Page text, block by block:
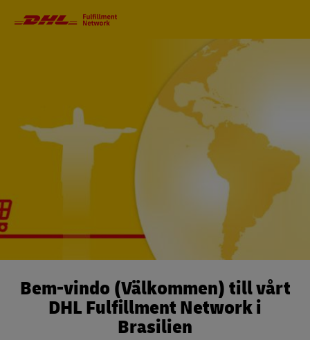
Bem-vindo (Välkommen) till vårt
DHL Fulfillment Network i
Brasilien